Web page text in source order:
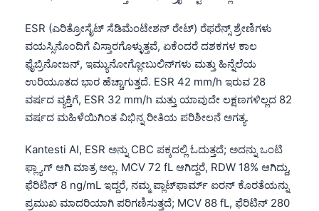
ESR (ಎರಿತ್ರೋಸೈಟ್ ಸೆಡಿಮೆಂಟೇಶನ್ ರೇಟ್) ರೆಫರೆನ್ಸ್ ಶ್ರೇಣಿಗಳು
ವಯಸ್ಸಿನೊಂದಿಗೆ ವಿಸ್ತಾರಗೊಳ್ಳುತ್ತವೆ, ಏಕೆಂದರೆ ದಶಕಗಳ ಕಾಲ
ಫೈಬ್ರಿನೋಜನ್, ಇಮ್ಯುನೋಗ್ಲೋಬುಲಿನ್‌ಗಳು ಮತ್ತು ಹಿನ್ನೆಲೆಯ
ಉರಿಯೂತದ ಭಾರ ಹೆಚ್ಚಾಗುತ್ತದೆ. ESR 42 mm/h ಇರುವ 28
ವರ್ಷದ ವ್ಯಕ್ತಿಗೆ, ESR 32 mm/h ಮತ್ತು ಯಾವುದೇ ಲಕ್ಷಣಗಳಿಲ್ಲದ 82
ವರ್ಷದ ಮಹಿಳೆಯಿಗಿಂತ ವಿಭಿನ್ನ ರೀತಿಯ ಪರಿಶೀಲನೆ ಅಗತ್ಯ.
Kantesti AI, ESR ಅನ್ನು CBC ಪಕ್ಕದಲ್ಲಿ ಓದುತ್ತದೆ; ಅದನ್ನು ಒಂಟಿ
ಫ್ಲ್ಯಾಗ್ ಆಗಿ ಮಾತ್ರ ಅಲ್ಲ. MCV 72 fL ಆಗಿದ್ದರೆ, RDW 18% ಆಗಿದ್ದು,
ಫೆರಿಟಿನ್ 8 ng/mL ಇದ್ದರೆ, ನಮ್ಮ ಪ್ಲಾಟ್‌ಫಾರ್ಮ್ ಐರನ್ ಕೊರತೆಯನ್ನು
ಪ್ರಮುಖ ಮಾದರಿಯಾಗಿ ಪರಿಗಣಿಸುತ್ತದೆ; MCV 88 fL, ಫೆರಿಟಿನ್ 280